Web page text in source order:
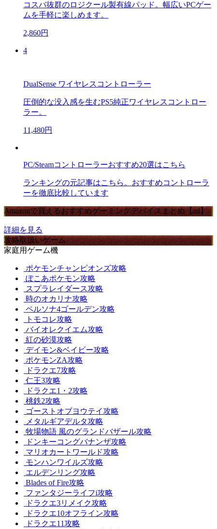
コスパ抜群のロジクール製有線パッド。幅広いPCゲー
ムを手軽に楽しめます。
2,860円
4
DualSense ワイヤレスコントローラー
圧倒的な没入感を生むPS5純正ワイヤレスコントロー
ラー。
11,480円
PC/Steamコントローラーおすすめ20選はこちら
ランキングの元記事はこちら。おすすめコントローラ
ーを徹底比較しています
Amazonで買えるおすすめゲーミングデバイスまとめ【ad】
詳細を見る
攻略取扱いゲーム
家庭用ゲーム機
ポケモンチャンピオンズ攻略
ぽこあポケモン攻略
スプラレイダース攻略
時のオカリナ攻略
ペルソナ4ゴールデン攻略
トモコレ攻略
バイオレクイエム攻略
紅の砂漠攻略
デイモン&ベイビー攻略
ポケモンZA攻略
ドラクエ7攻略
仁王3攻略
ドラクエ1・2攻略
桃鉄2攻略
ゴーストオブヨウテイ攻略
メタルギアデルタ攻略
牧場物語 風のグランドバザール攻略
ドンキーコングバナンザ攻略
マリオカートワールド攻略
モンハンワイルズ攻略
エルデンリング攻略
Blades of Fire攻略
ファンタジーライフi攻略
ドラクエ3リメイク攻略
ドラクエ10オフライン攻略
ドラクエ11攻略